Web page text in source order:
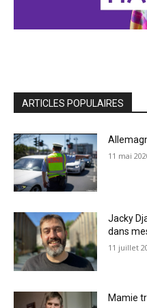
ARTICLES POPULAIRES
11 mai
Jacky
dans
11 juillet
Mamie